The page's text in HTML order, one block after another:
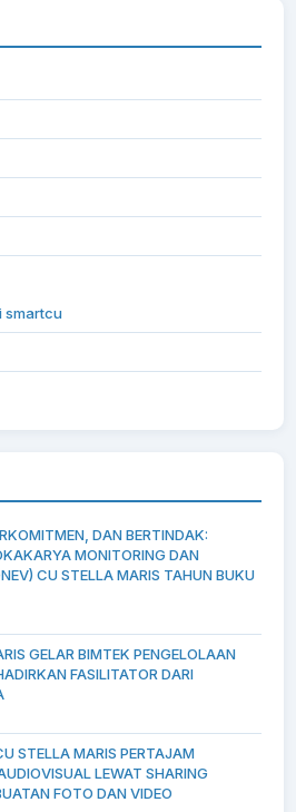
smartcu
DAN BERTINDAK:
MONITORING DAN
CU STELLA MARIS TAHUN BUKU
GELAR BIMTEK PENGELOLAAN
FASILITATOR DARI
STELLA MARIS PERTAJAM
LEWAT SHARING
FOTO DAN VIDEO